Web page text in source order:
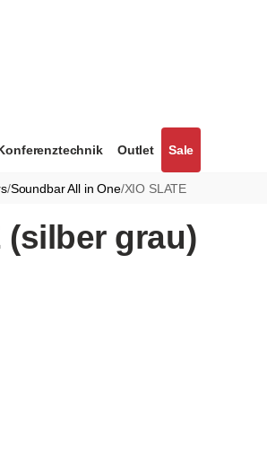
Outlet Sale
/Soundbar All in One/XIO SLATE
(silber grau)